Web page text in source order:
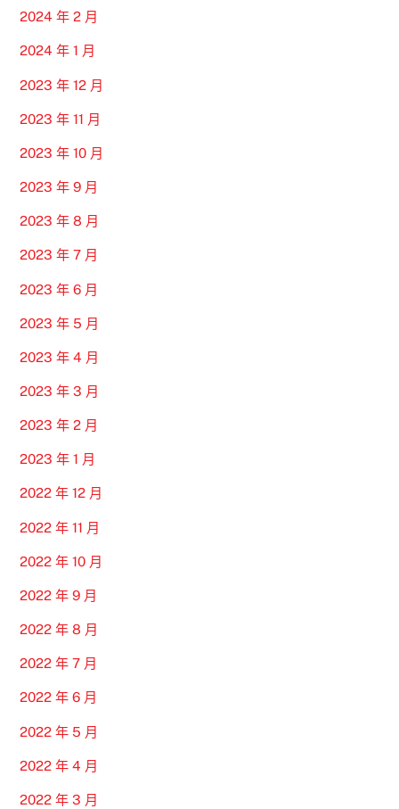
2024 年 2 月
2024 年 1 月
2023 年 12 月
2023 年 11 月
2023 年 10 月
2023 年 9 月
2023 年 8 月
2023 年 7 月
2023 年 6 月
2023 年 5 月
2023 年 4 月
2023 年 3 月
2023 年 2 月
2023 年 1 月
2022 年 12 月
2022 年 11 月
2022 年 10 月
2022 年 9 月
2022 年 8 月
2022 年 7 月
2022 年 6 月
2022 年 5 月
2022 年 4 月
2022 年 3 月